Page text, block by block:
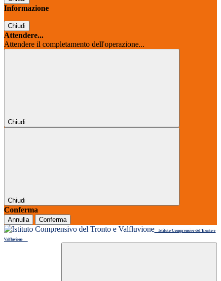
Informazione
Chiudi
Attendere...
Attendere il completamento dell'operazione...
Chiudi
Chiudi
Conferma
Annulla Conferma
Istituto Comprensivo del Tronto e
Valfluvione